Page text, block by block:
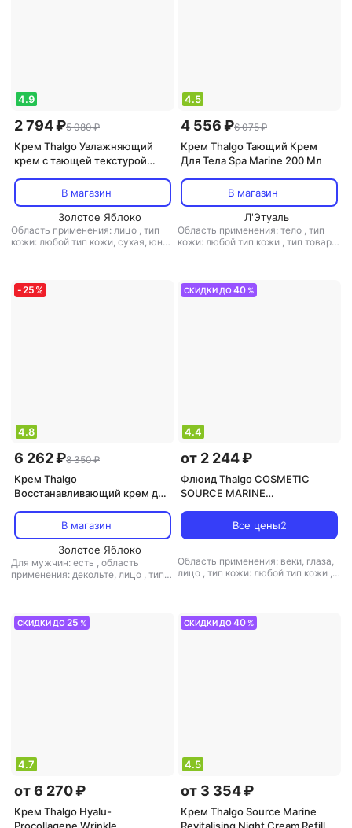
4.9
2 794 ₽5 080 ₽
Крем Thalgo Увлажняющий
крем с тающей текстурой
melting cream 50 мл
В магазин
Золотое Яблоко
Область применения: лицо , тип
кожи: любой тип кожи, сухая, юная
4.5
4 556 ₽6 075 ₽
Крем Thalgo Тающий Крем
Для Тела Spa Marine 200 Мл
В магазин
Л'Этуаль
Область применения: тело , тип
кожи: любой тип кожи , тип товара:
-25 %
4.8
6 262 ₽8 350 ₽
Крем Thalgo
Восстанавливающий крем для
В магазин
Золотое Яблоко
Для мужчин: есть , область
применения: декольте, лицо , тип
СКИДКИ ДО40 %
4.4
от 2 244 ₽
Флюид Thalgo COSMETIC
SOURCE MARINE
Кожи Вокруг Глаз 15 мл
Все цены2
Область применения: веки, глаза,
лицо , тип кожи: любой тип кожи ,
СКИДКИ ДО25 %
4.7
от 6 270 ₽
Крем Thalgo Hyalu-
СКИДКИ ДО40 %
4.5
от 3 354 ₽
Крем Thalgo Source Marine